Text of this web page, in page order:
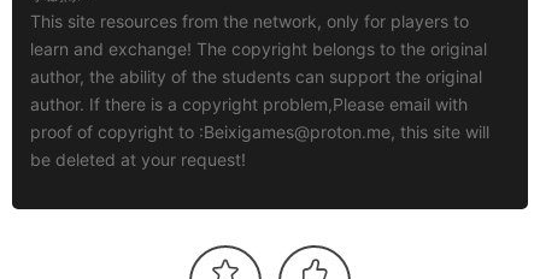
This site resources from the network, only for players to
learn and exchange! The copyright belongs to the original
author, the ability of the students can support the original
author. If there is a copyright problem,Please email with
proof of copyright to :Beixigames@proton.me, this site will
be deleted at your request!